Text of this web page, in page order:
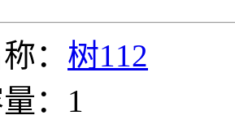
： 树112
：1